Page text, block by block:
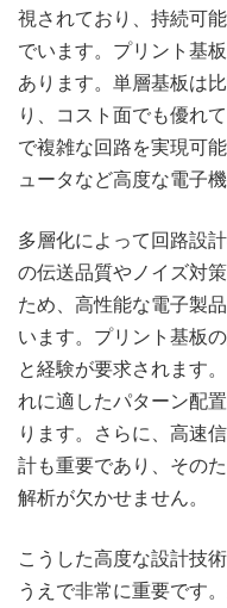
視されており、持続可
でいます。プリント基
あります。単層基板は
り、コスト面でも優れ
で複雑な回路を実現可
ュータなど高度な電子
多層化によって回路設
の伝送品質やノイズ対
ため、高性能な電子製
います。プリント基板
と経験が要求されます
れに適したパターン配
ります。さらに、高速
計も重要であり、その
解析が欠かせません。
こうした高度な設計技
うえで非常に重要です